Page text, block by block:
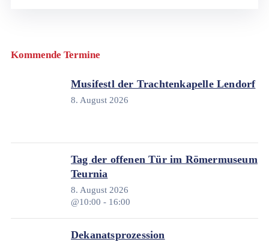
Kommende Termine
Musifestl der Trachtenkapelle Lendorf
8. August 2026
Tag der offenen Tür im Römermuseum
Teurnia
8. August 2026
@10:00 - 16:00
Dekanatsprozession